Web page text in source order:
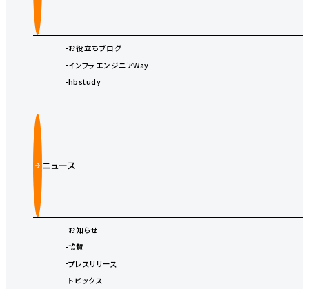
お役立ちブログ
インフラエンジニアWay
hbstudy
ニュース
お知らせ
協賛
プレスリリース
トピックス